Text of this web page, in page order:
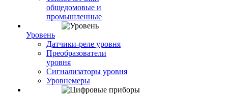
общедомовые и
промышленные
Уровень
Датчики-реле уровня
Преобразователи
уровня
Сигнализаторы уровня
Уровнемеры